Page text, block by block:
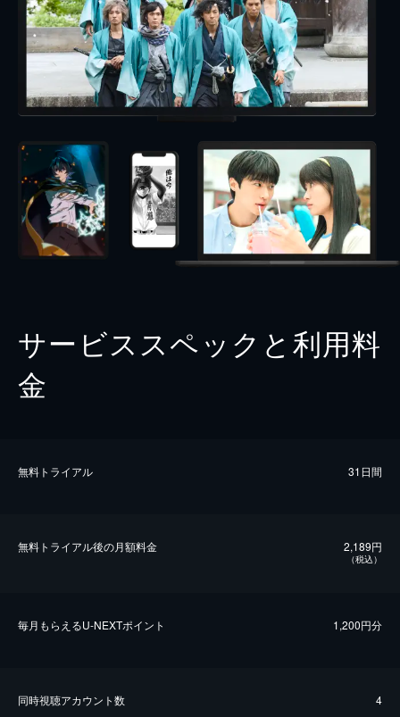
サービススペックと利用料
金
無料トライアル 31日間
無料トライアル後の⽉額料金 2,189円
（税込）
毎⽉もらえるU-NEXTポイント 1,200円分
同時視聴アカウント数 4